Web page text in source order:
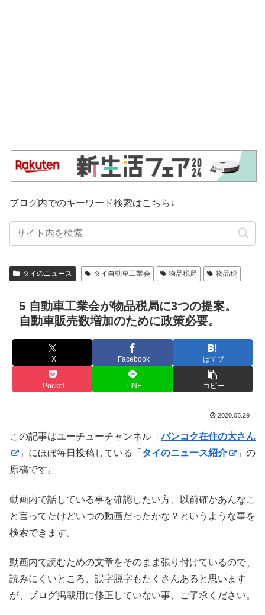
ブログ内でのキーワード検索はこちら↓
タイのニュース タイ自動車工業会 物品税局 物品税
5 自動車工業会が物品税局に3つの提案。
自動車販売数増加のために政策必要。
X Facebook はてブ
Pocket LINE コピー
2020.05.29
この記事はユーチューチャンネル「バンコク在住の大さん
」にほぼ毎日投稿している「 タイのニュース紹介
」の
原稿です。
動画内で話している事を確認したい方、以前確かあんなこ
と言ってたけどいつの動画だったかな？というような事を
検索できます。
動画内で読むための文章をそのまま張り付けているので、
読みにくいところ、誤字脱字もたくさんあると思います
が、ブログ掲載用に修正していない事、ご了承ください。